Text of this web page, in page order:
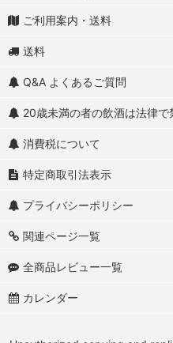
ご利用案内・送料
送料
Q&A よくあるご質問
20歳未満の者の飲酒は法律で
消費税について
特定商取引法表示
プライバシーポリシー
関連ページ一覧
全商品レビュー一覧
カレンダー